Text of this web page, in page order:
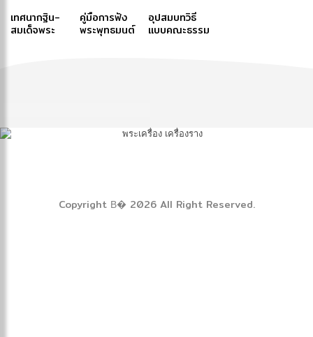
สำหรับประโยค
๑-๒ และ ป.ธ.
สังฆราช (ปุสฺส
เทว)-สมเด็จ
พระสังฆราช
เทศนากฐิน-
สมเด็จพระ
คู่มือการฟัง
พระพุทธมนต์
อุปสมบทวิธี
แบบคณะธรรม
Copyright В� 2026 All Right Reserved.